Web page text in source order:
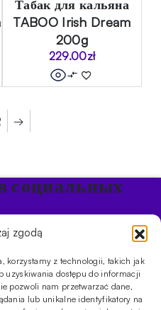
zgodą
korzystamy z technologii, takich jak
uzyskiwania dostępu do informacji
pozwoli nam przetwarzać dane,
lub unikalne identyfikatory na
Табак для кальяна
TABOO Irish Dream
200g
229.00zł
→
социальных
в Кальяне
безникотиновые